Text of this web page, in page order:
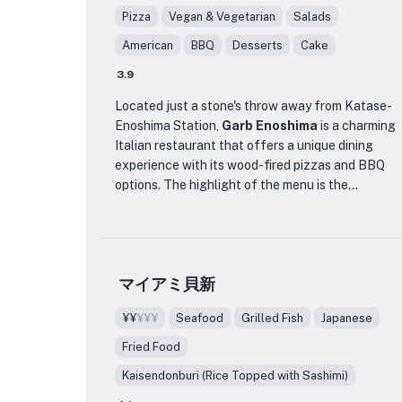
delicious pancakes but also its rich history.
second-generation owner, a Japanese woman,
this restaurant has a story to tell with its roots
The menu also features a variety of Hawaiian
dishes, adding a tropical twist to your dining
experience. Whether you're craving a taste of
paradise or simply looking for a cozy cafe to
enjoy a dessert, Eggs 'n Things is the perfect
Pizza Vegan & Vegetarian Salads
American BBQ Desserts Cake
3.9
Located just a stone's throw away from Katase-
Enoshima Station, Garb Enoshima is a charming
Italian restaurant that offers a unique dining
experience with its wood-fired pizzas and BBQ
options. The highlight of the menu is the
Enoshima offers three different dining plans to
can enjoy a hands-on grilling experience.
location, with stunning views of Enoshima Island
マイアミ貝新
¥¥¥¥¥ Seafood Grilled Fish Japanese
Fried Food
Kaisendonburi (Rice Topped with Sashimi)